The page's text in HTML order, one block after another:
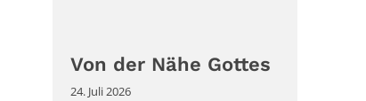
Von der Nähe Gottes
24. Juli 2026